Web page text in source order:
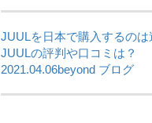
JUULを日本で購入するのは
JUULの評判や口コミは？
2021.04.06beyond ブログ